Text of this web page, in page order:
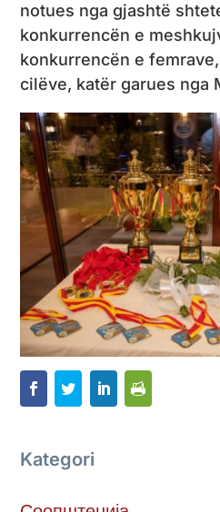
notues nga gjashtë
konkurrencën e
konkurrencën e
cilëve, katër garues nga
Kategori